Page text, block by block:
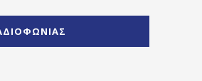
" artist="" ]